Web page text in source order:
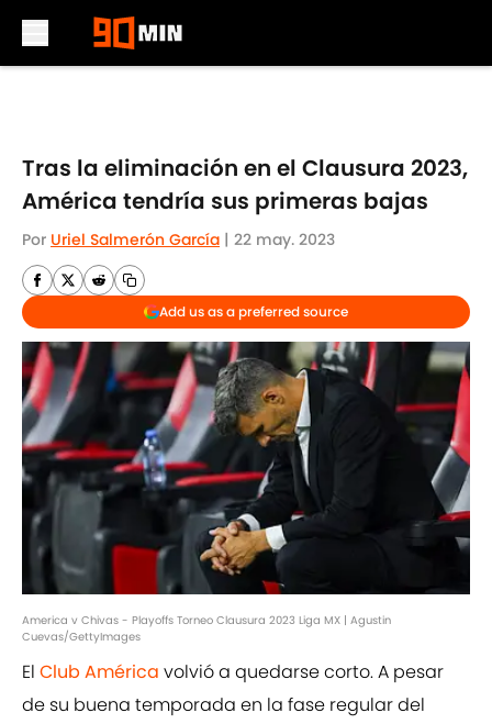
Tras la eliminación en el Clausura 2023,
América tendría sus primeras bajas
Por Uriel Salmerón García | 22 may. 2023
Add us as a preferred source
America v Chivas - Playoffs Torneo Clausura 2023 Liga MX | Agustin
Cuevas/GettyImages
El Club América volvió a quedarse corto. A pesar
de su buena temporada en la fase regular del